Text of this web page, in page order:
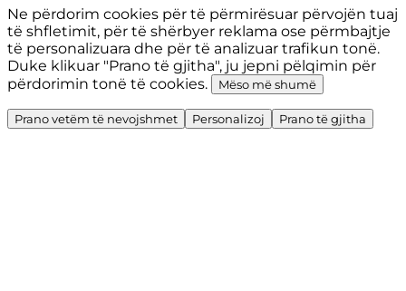
Ne përdorim cookies për të përmirësuar përvojën tuaj
të shfletimit, për të shërbyer reklama ose përmbajtje
të personalizuara dhe për të analizuar trafikun tonë.
Duke klikuar "Prano të gjitha", ju jepni pëlqimin për
përdorimin tonë të cookies.
Mëso më shumë
Prano vetëm të nevojshmet Personalizoj Prano të gjitha